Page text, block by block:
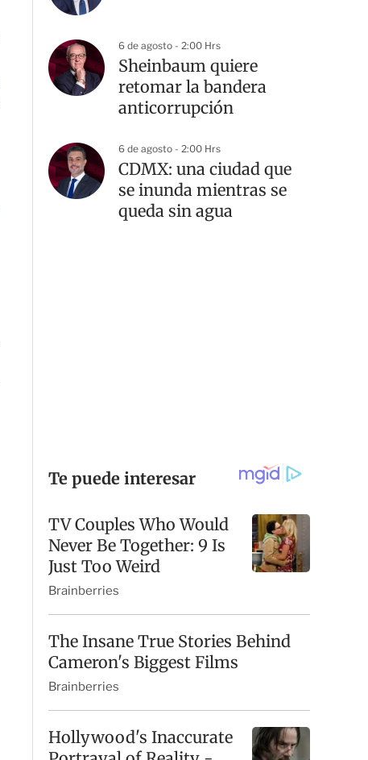
6 de agosto - 2:00 Hrs
Sheinbaum quiere
retomar la bandera
anticorrupción
6 de agosto - 2:00 Hrs
CDMX: una ciudad que
se inunda mientras se
queda sin agua